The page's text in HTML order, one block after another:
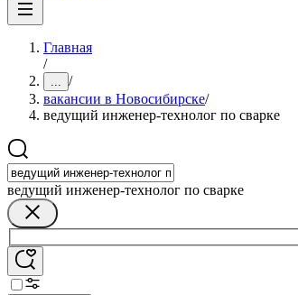
Главная
/
... /
вакансии в Новосибирске/
ведущий инженер-технолог по сварке
ведущий инженер-технолог по сварке